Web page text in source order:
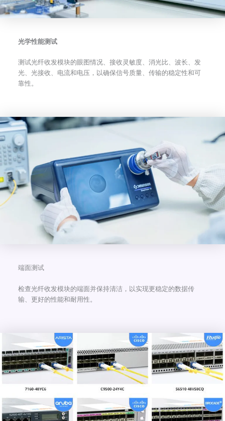
光学性能测试
测试光纤收发模块的眼图情况、接收灵敏度、消光比、波长、发
光、光接收、电流和电压，以确保信号质量、传输的稳定性和可
靠性。
端面测试
检查光纤收发模块的端面并保持清洁，以实现更稳定的数据传
输、更好的性能和耐用性。